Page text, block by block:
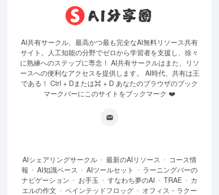
AI共有サークル、最高かつ最も完全なAI無料リソース共有
サイト。人工知能の分野でゼロから学習者を支援し、徐々
に熟練へのステップに専念！ AI共有サークルはまた、リソ
ースへの便利なアクセスを提供します。 AI時代、共有は王
である！ Ctrl + Dまたは⌘ + D あなたのブラウザのブック
マークバーにこのサイトをブックマーク ❤️
AIシェアリングサークル 最新のAIリソース
コース情
報
AI知識ベース AIツールセット
ラーニングバーの
ナビゲーション
お手玉 すなわち夢のAI TRAE
カ
エルの作文
ペインテッドフロッグ オフィス・ラクー